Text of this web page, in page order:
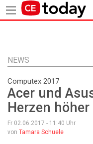
Inhalt
NEWS
Computex 2017
Acer und
Herzen
Fr 02.06.2017 - 11:40 Uhr
von Tamara Schuele